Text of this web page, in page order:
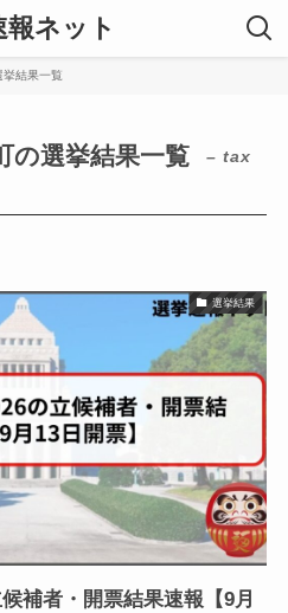
報ネット
挙結果一覧
の選挙結果一覧
– tax
選挙結果
補者・開票結果速報【9月